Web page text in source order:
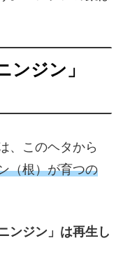
ンジン」
、このヘタから
（根）が育つの
ンジン」は再生し